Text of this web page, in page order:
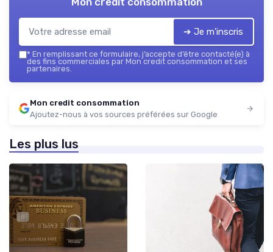
➔ Je m'inscris
* En remplissant ce formulaire, j’accepte d’être contacté(e) à
des fins commerciales par Mon credit consommation et ses
partenaires.
Mon credit consommation
Ajoutez-nous à vos sources préférées sur Google
Les plus lus